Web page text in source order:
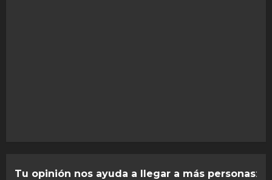
Tu opinión nos ayuda a llegar a más personas: